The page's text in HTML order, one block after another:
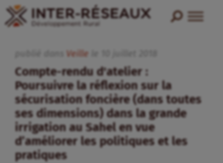
Veille
Compte-rendu d'atelier :
Poursuivre la réflexion sur la
sécurisation foncière (dans toutes
ses dimensions) dans la grande
irrigation au Sahel en vue
d’améliorer les politiques et les
pratiques